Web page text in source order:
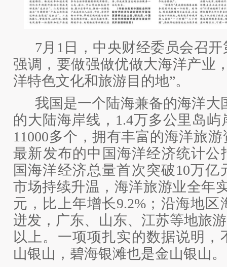
7月1日，中央财经委员会召
强调，要做强做优做大海洋产业
洋特色文化和旅游目的地”。
我国是一个陆海兼备的海洋大
的大陆海岸线，1.4万多公里岛
11000多个，拥有丰富的海洋旅
最新发布的中国海洋经济统计公
国海洋经济总量首次突破10万亿
市场持续升温，海洋旅游业全年
元，比上年增长9.2%；沿海地
迸发，广东、山东、江苏等地旅
以上。一项项扎实的数据说明，
山银山，碧海银滩也是金山银山。